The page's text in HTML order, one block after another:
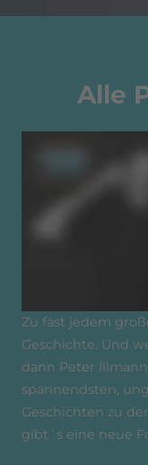
Alle
Zu fast jedem
Geschichte. Und
dann Peter
spannendsten,
Geschichten zu
gibt´s eine neue